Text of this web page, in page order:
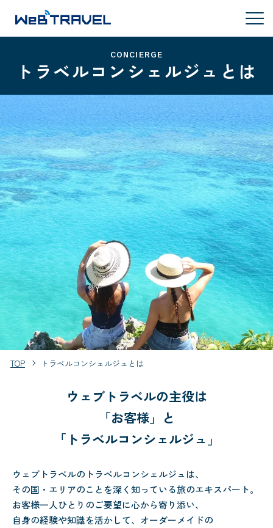
CONCIERGE
トラベルコンシェルジュとは
TOP トラベルコンシェルジュとは
ウェブトラベルの主役は
「お客様」と
「トラベルコンシェルジュ」
ウェブトラベルのトラベルコンシェルジュは、
その国・エリアのことを深く知っている旅のエキスパート。
お客様一人ひとりのご要望に心から寄り添い、
自身の経験や知識を活かして、オーダーメイドの